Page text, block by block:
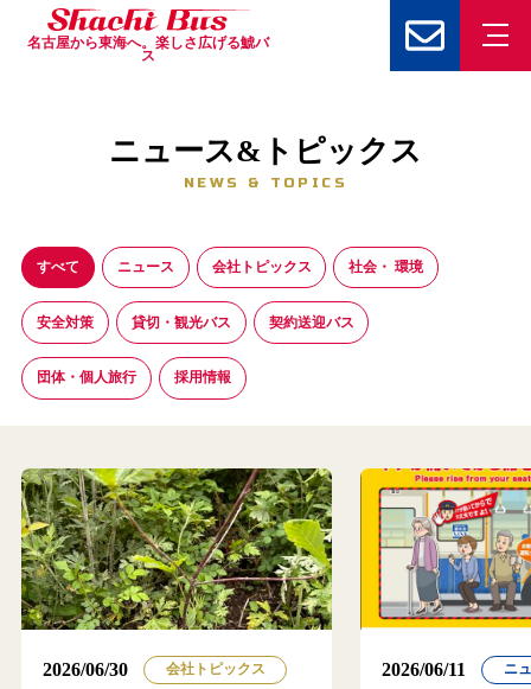
名古屋から東海へ。楽しさ広げる鯱バ
ス
ニュース&トピックス
NEWS & TOPICS
すべて ニュース 会社トピックス 社会・ 環境
安全対策 貸切・観光バス 契約送迎バス
団体・個人旅行 採用情報
2026/06/30 会社トピックス 2026/06/11 ニ